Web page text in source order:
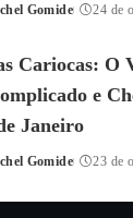
Gomide 24 de
Cariocas: O
e
Janeiro
Gomide 23 de